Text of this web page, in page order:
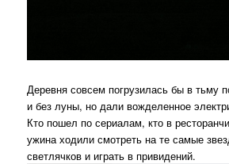
Деревня совсем погрузилась бы в тьму
и без луны, но дали вожделенное
Кто пошел по сериалам, кто в
ужина ходили смотреть на те самые
светлячков и играть в привидений.